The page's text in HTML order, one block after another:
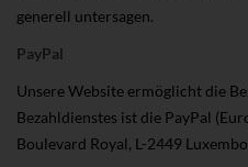
generell untersagen.
PayPal
Unsere Website ermöglicht die
Bezahldienstes ist die PayPal
Boulevard Royal, L-2449